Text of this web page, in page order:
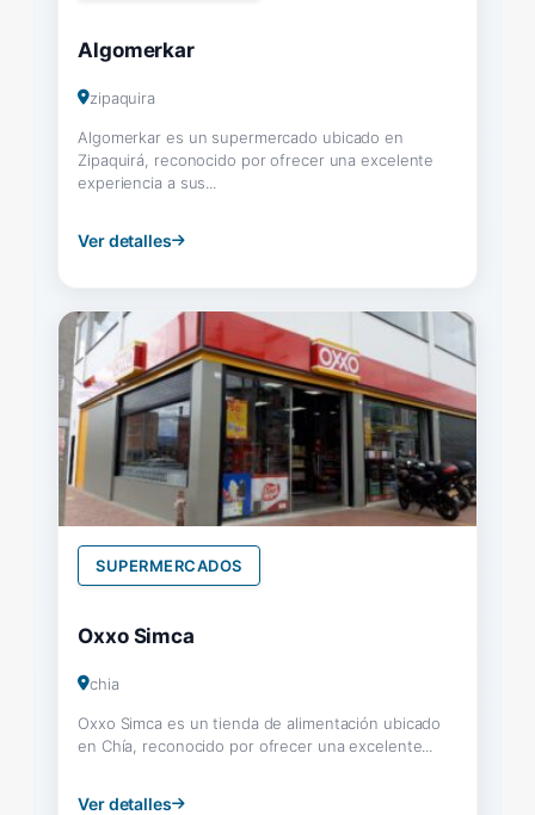
Algomerkar
zipaquira
Algomerkar es un supermercado ubicado en
Zipaquirá, reconocido por ofrecer una excelente
experiencia a sus...
Ver detalles
SUPERMERCADOS
Oxxo Simca
chia
Oxxo Simca es un tienda de alimentación ubicado
en Chía, reconocido por ofrecer una excelente...
Ver detalles